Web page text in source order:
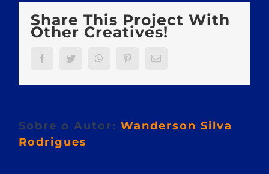
Share This Project With
Other Creatives!
FacebookTwitter WhatsAppPinterestE-
Sobre o Autor:Wanderson Silva
Rodrigues